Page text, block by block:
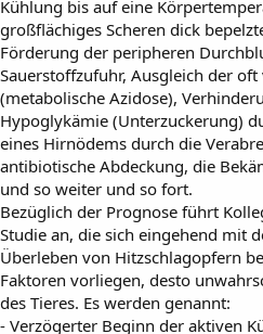
Kühlung bis auf eine
großflächiges Scheren dick
Förderung der peripheren
Sauerstoffzufuhr, Ausgleich der
(metabolische Azidose),
Hypoglykämie (Unterzuckerung)
eines Hirnödems durch die
antibiotische Abdeckung, die
und so weiter und so fort.
Bezüglich der Prognose führt
Studie an, die sich eingehend mit
Überleben von Hitzschlagopfern
Faktoren vorliegen, desto
des Tieres. Es werden genannt:
- Verzögerter Beginn der aktiven